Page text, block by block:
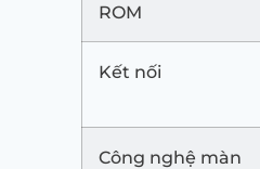
ROM
Kết nối
Công nghệ màn